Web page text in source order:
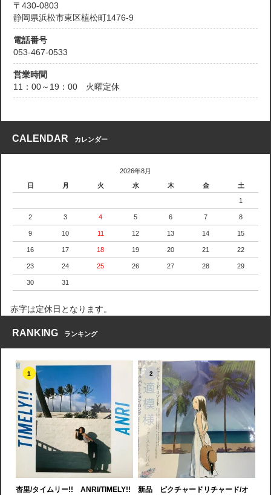
〒430-0803
静岡県浜松市東区植松町1476-9
電話番号
053-467-0533
営業時間
11：00～19：00 火曜定休
CALENDAR カレンダー
2026年8月
日
月 火 水 木 金 土
1
2 3 4 5 6 7 8
9 10 11 12 13 14 15
16 17 18 19 20 21 22
23 24 25 26 27 28 29
30 31
赤字は定休日となります。
RANKING ランキング
1
杏里/タイムリー!! ANRI/TIMELY!!
2
新品 ピクチャードリチャード/オ